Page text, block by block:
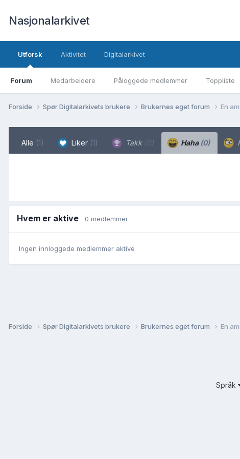
Nasjonalarkivet
Utforsk
Forum Medarbeidere Påloggede medlemmer Toppliste
Aktivitet Digitalarkivet
Forside Spør Digitalarkivets brukere Brukernes eget forum En
Alle (1) Liker (1) Takk (0) Haha (0)
Hvem er aktive 0 medlemmer
Ingen innloggede medlemmer aktive
Forside Spør Digitalarkivets brukere Brukernes eget forum En
Språk